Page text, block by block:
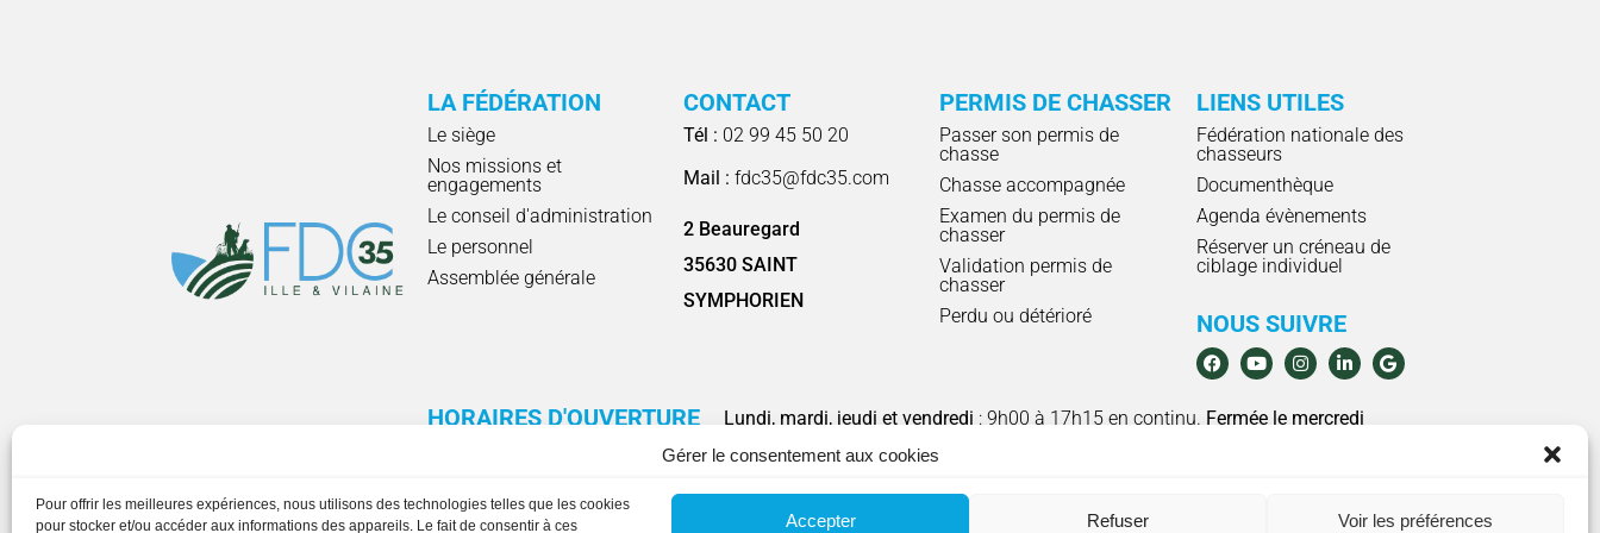
Gérer le consentement aux cookies
Pour offrir les meilleures expériences, nous utilisons des technologies telles que les cookies
pour stocker et/ou accéder aux informations des appareils. Le fait de consentir à ces
Accepter Refuser Voir les préférences
LA FÉDÉRATION
Le siège
Nos missions et
engagements
Le conseil d'administration
Le personnel
Assemblée générale
CONTACT
Tél : 02 99 45 50 20
Mail :fdc35@fdc35.com
2 Beauregard
35630 SAINT
SYMPHORIEN
PERMIS DE CHASSER
Passer son permis de
chasse
Chasse accompagnée
Examen du permis de
chasser
Validation permis de
chasser
Perdu ou détérioré
LIENS UTILES
Fédération nationale des
chasseurs
Documenthèque
Agenda évènements
Réserver un créneau de
ciblage individuel
NOUS SUIVRE
HORAIRES D'OUVERTURE Lundi, mardi, jeudi et vendredi : 9h00 à 17h15 en continu. Fermée le mercredi